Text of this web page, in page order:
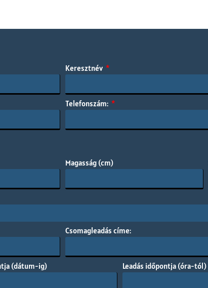
Keresztnév
Telefonszám:
Magasság (cm)
Csomagleadás címe:
(dátum-ig) Leadás időpontja (óra-tól)